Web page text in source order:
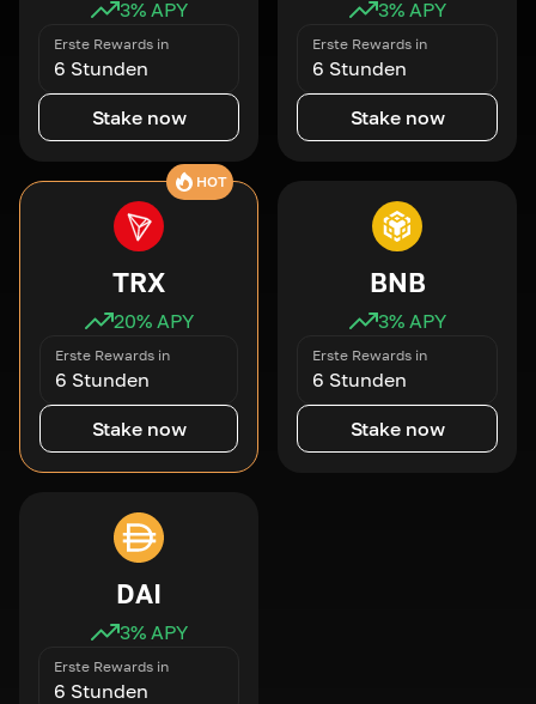
3% APY
Erste Rewards in
6 Stunden
Stake now
3% APY
Erste Rewards in
6 Stunden
Stake now
HOT
TRX
20% APY
Erste Rewards in
6 Stunden
Stake now
BNB
3% APY
Erste Rewards in
6 Stunden
Stake now
DAI
3% APY
Erste Rewards in
6 Stunden